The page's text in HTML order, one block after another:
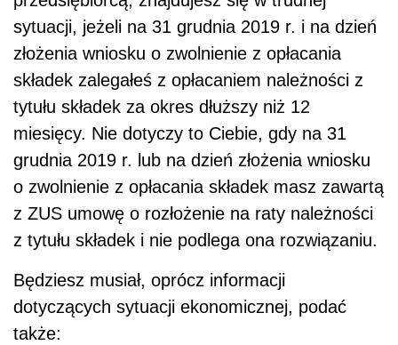
sytuacji, jeżeli na 31 grudnia 2019 r. i na dzień
złożenia wniosku o zwolnienie z opłacania
składek zalegałeś z opłacaniem należności z
tytułu składek za okres dłuższy niż 12
miesięcy. Nie dotyczy to Ciebie, gdy na 31
grudnia 2019 r. lub na dzień złożenia wniosku
o zwolnienie z opłacania składek masz zawartą
z ZUS umowę o rozłożenie na raty należności
z tytułu składek i nie podlega ona rozwiązaniu.
Będziesz musiał, oprócz informacji
dotyczących sytuacji ekonomicznej, podać
także: